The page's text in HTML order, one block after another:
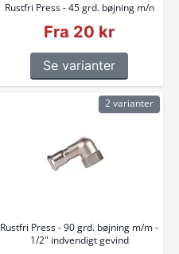
Rustfri Press - 45 grd. bøjning m/n
Fra 20 kr
Se varianter
Rustfri Press - 90 grd. bøjning m/m -
1/2" indvendigt gevind
2 varianter